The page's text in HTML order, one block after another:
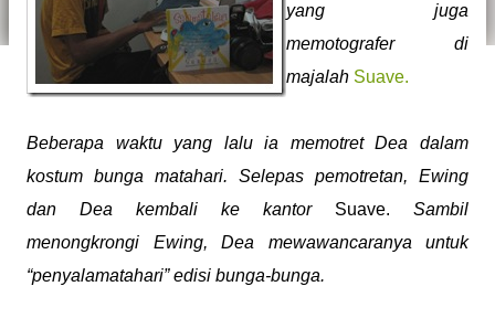
yang juga
memotografer di
majalah Suave.
Beberapa waktu yang lalu ia memotret Dea dalam
kostum bunga matahari. Selepas pemotretan, Ewing
dan Dea kembali ke kantor Suave. Sambil
menongkrongi Ewing, Dea mewawancaranya untuk
“penyalamatahari” edisi bunga-bunga.